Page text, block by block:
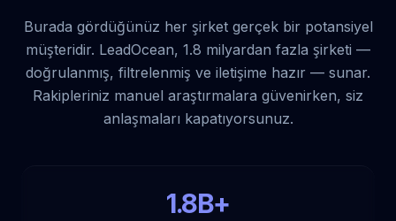
Burada gördüğünüz her şirket gerçek bir potansiyel
müşteridir. LeadOcean, 1.8 milyardan fazla şirketi —
doğrulanmış, filtrelenmiş ve iletişime hazır — sunar.
Rakipleriniz manuel araştırmalara güvenirken, siz
anlaşmaları kapatıyorsunuz.
1.8B+